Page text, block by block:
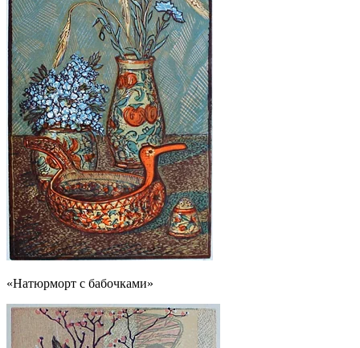
«Натюрморт с бабочками»